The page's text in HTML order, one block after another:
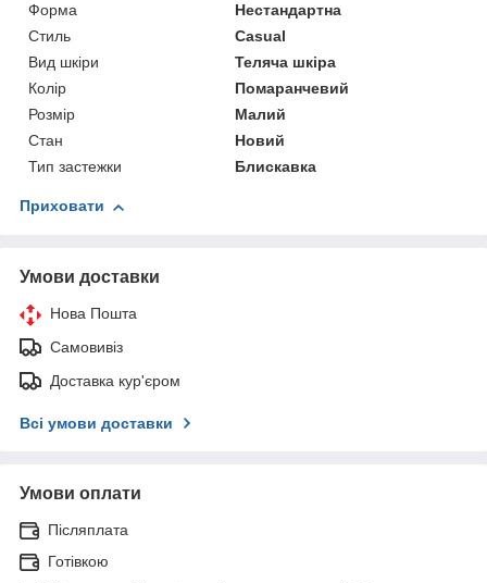
Форма
Нестандартна
Стиль
Casual
Вид шкіри
Теляча шкіра
Колір
Помаранчевий
Розмір
Малий
Стан
Новий
Тип застежки
Блискавка
Приховати
Умови доставки
Нова Пошта
Самовивіз
Доставка кур'єром
Всі умови доставки
Умови оплати
Післяплата
Готівкою